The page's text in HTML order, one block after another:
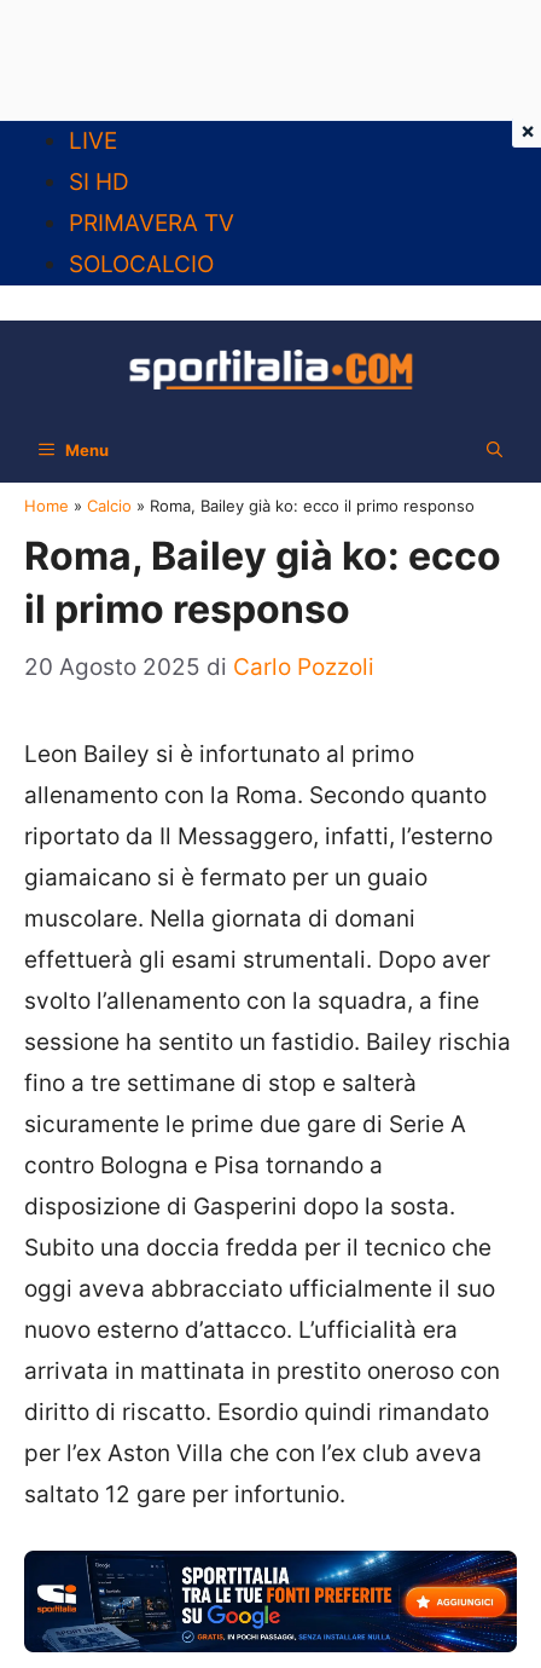
contenuto
LIVE
SI HD
PRIMAVERA TV
SOLOCALCIO
Menu
Home » Calcio » Roma, Bailey già ko: ecco il primo responso
Roma, Bailey già ko: ecco
il primo responso
20 Agosto 2025 di Carlo Pozzoli
Leon Bailey si è infortunato al primo
allenamento con la Roma. Secondo quanto
riportato da Il Messaggero, infatti, l’esterno
giamaicano si è fermato per un guaio
muscolare. Nella giornata di domani
effettuerà gli esami strumentali. Dopo aver
svolto l’allenamento con la squadra, a fine
sessione ha sentito un fastidio. Bailey rischia
fino a tre settimane di stop e salterà
sicuramente le prime due gare di Serie A
contro Bologna e Pisa tornando a
disposizione di Gasperini dopo la sosta.
Subito una doccia fredda per il tecnico che
oggi aveva abbracciato ufficialmente il suo
nuovo esterno d’attacco. L’ufficialità era
arrivata in mattinata in prestito oneroso con
diritto di riscatto. Esordio quindi rimandato
per l’ex Aston Villa che con l’ex club aveva
saltato 12 gare per infortunio.
×